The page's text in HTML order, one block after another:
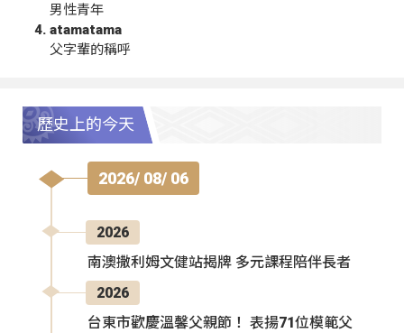
男性青年
atamatama
父字輩的稱呼
歷史上的今天
2026/ 08/ 06
2026
南澳撒利姆文健站揭牌 多元課程陪伴長者
2026
台東市歡慶溫馨父親節！ 表揚71位模範父